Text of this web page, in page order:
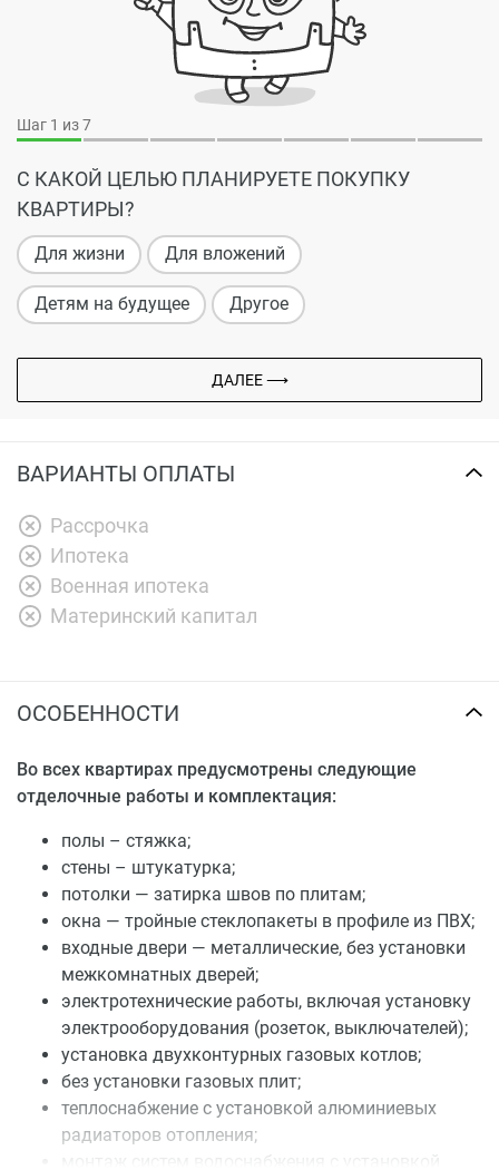
Шаг 1 из 7
С КАКОЙ ЦЕЛЬЮ ПЛАНИРУЕТЕ ПОКУПКУ
КВАРТИРЫ?
Для жизни Для вложений
Детям на будущее Другое
ДАЛЕЕ ⟶
ВАРИАНТЫ ОПЛАТЫ
Рассрочка
Ипотека
Военная ипотека
Материнский капитал
ОСОБЕННОСТИ
Во всех квартирах предусмотрены следующие
отделочные работы и комплектация:
полы – стяжка;
стены – штукатурка;
потолки — затирка швов по плитам;
окна — тройные стеклопакеты в профиле из ПВХ;
входные двери — металлические, без установки
межкомнатных дверей;
электротехнические работы, включая установку
электрооборудования (розеток, выключателей);
установка двухконтурных газовых котлов;
без установки газовых плит;
теплоснабжение с установкой алюминиевых
радиаторов отопления;
монтаж систем водоснабжения с установкой